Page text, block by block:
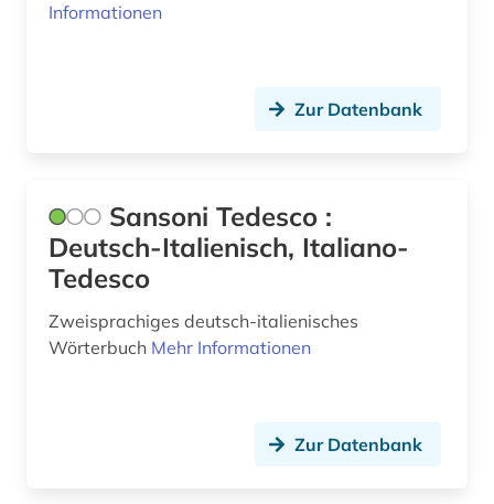
minderheitensprachen (1)
mitteleuropa (2)
Informationen
Zur Datenbank
Sansoni Tedesco :
Deutsch-Italienisch, Italiano-
Tedesco
Zweisprachiges deutsch-italienisches
Wörterbuch Mehr Informationen
Zur Datenbank